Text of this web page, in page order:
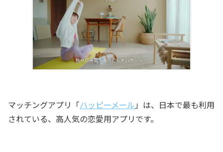
マッチングアプリ「ハッピーメール 」は、日本で最も利用
されている、高人気の恋愛用アプリです。